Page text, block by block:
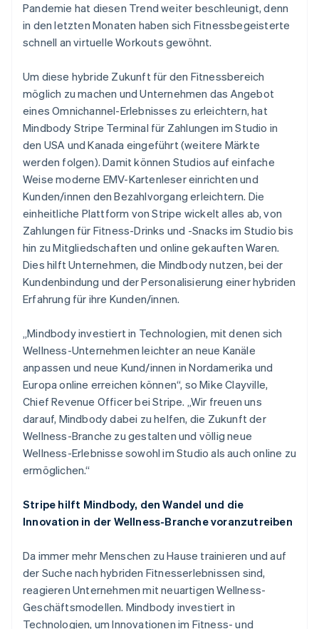
Pandemie hat diesen Trend weiter beschleunigt, denn
in den letzten Monaten haben sich Fitnessbegeisterte
schnell an virtuelle Workouts gewöhnt.
Um diese hybride Zukunft für den Fitnessbereich
möglich zu machen und Unternehmen das Angebot
eines Omnichannel-Erlebnisses zu erleichtern, hat
Mindbody Stripe Terminal für Zahlungen im Studio in
den USA und Kanada eingeführt (weitere Märkte
werden folgen). Damit können Studios auf einfache
Weise moderne EMV-Kartenleser einrichten und
Kunden/innen den Bezahlvorgang erleichtern. Die
einheitliche Plattform von Stripe wickelt alles ab, von
Zahlungen für Fitness-Drinks und -Snacks im Studio bis
hin zu Mitgliedschaften und online gekauften Waren.
Dies hilft Unternehmen, die Mindbody nutzen, bei der
Kundenbindung und der Personalisierung einer hybriden
Erfahrung für ihre Kunden/innen.
„Mindbody investiert in Technologien, mit denen sich
Wellness-Unternehmen leichter an neue Kanäle
anpassen und neue Kund/innen in Nordamerika und
Europa online erreichen können“, so Mike Clayville,
Chief Revenue Officer bei Stripe. „Wir freuen uns
darauf, Mindbody dabei zu helfen, die Zukunft der
Wellness-Branche zu gestalten und völlig neue
Wellness-Erlebnisse sowohl im Studio als auch online zu
ermöglichen.“
Stripe hilft Mindbody, den Wandel und die
Innovation in der Wellness-Branche voranzutreiben
Da immer mehr Menschen zu Hause trainieren und auf
der Suche nach hybriden Fitnesserlebnissen sind,
reagieren Unternehmen mit neuartigen Wellness-
Geschäftsmodellen. Mindbody investiert in
Technologien, um Innovationen im Fitness- und
English Français
Kroatien
English Italiano
Lettland
Liechtenstein
Deutsch English
Litauen
English
Luxemburg
FrançaisDeutschEnglish
Malaysia
English 简体中文
Malta
English
Mexiko
Español English
Neuseeland
English
Niederlande
NederlandsEnglish
Norwegen
Österreich
DeutschEnglish
Polen
English
Portugal
PortuguêsEnglish
Rumänien
English
Schweden
SvenskaEnglish
Schweiz
Singapur
English简体中文
English
Slowenien
English Italiano
Sonderverwaltungsregion Hongkong,
China